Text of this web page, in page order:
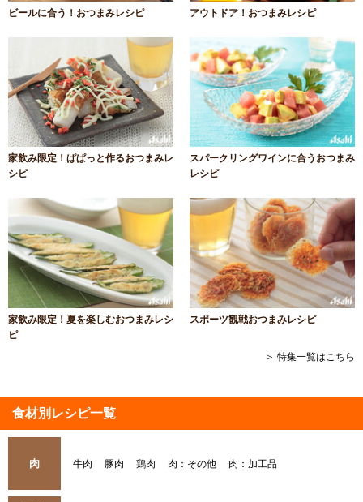
ビールに合う！おつまみレシピ アウトドア！おつまみレシピ
家飲み限定！ぱぱっと作るおつまみレ
シピ
スパークリングワインに合うおつまみ
レシピ
家飲み限定！夏を楽しむおつまみレシ
ピ
スポーツ観戦おつまみレシピ
＞ 特集一覧はこちら
食材別レシピ一覧
肉 牛肉 豚肉 鶏肉 肉：その他 肉：加工品